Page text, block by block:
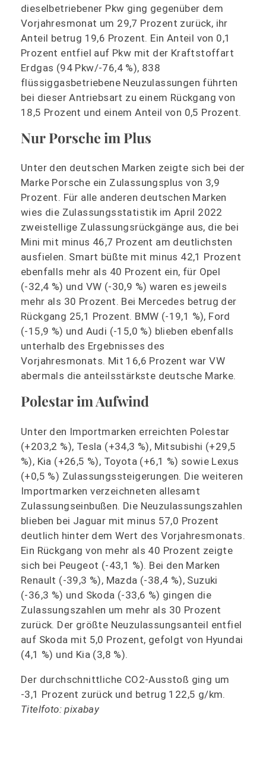
dieselbetriebener Pkw ging gegenüber dem
Vorjahresmonat um 29,7 Prozent zurück, ihr
Anteil betrug 19,6 Prozent. Ein Anteil von 0,1
Prozent entfiel auf Pkw mit der Kraftstoffart
Erdgas (94 Pkw/-76,4 %), 838
flüssiggasbetriebene Neuzulassungen führten
bei dieser Antriebsart zu einem Rückgang von
18,5 Prozent und einem Anteil von 0,5 Prozent.
Nur Porsche im Plus
Unter den deutschen Marken zeigte sich bei der
Marke Porsche ein Zulassungsplus von 3,9
Prozent. Für alle anderen deutschen Marken
wies die Zulassungsstatistik im April 2022
zweistellige Zulassungsrückgänge aus, die bei
Mini mit minus 46,7 Prozent am deutlichsten
ausfielen. Smart büßte mit minus 42,1 Prozent
ebenfalls mehr als 40 Prozent ein, für Opel
(-32,4 %) und VW (-30,9 %) waren es jeweils
mehr als 30 Prozent. Bei Mercedes betrug der
Rückgang 25,1 Prozent. BMW (-19,1 %), Ford
(-15,9 %) und Audi (-15,0 %) blieben ebenfalls
unterhalb des Ergebnisses des
Vorjahresmonats. Mit 16,6 Prozent war VW
abermals die anteilsstärkste deutsche Marke.
Polestar im Aufwind
Unter den Importmarken erreichten Polestar
(+203,2 %), Tesla (+34,3 %), Mitsubishi (+29,5
%), Kia (+26,5 %), Toyota (+6,1 %) sowie Lexus
(+0,5 %) Zulassungssteigerungen. Die weiteren
Importmarken verzeichneten allesamt
Zulassungseinbußen. Die Neuzulassungszahlen
blieben bei Jaguar mit minus 57,0 Prozent
deutlich hinter dem Wert des Vorjahresmonats.
Ein Rückgang von mehr als 40 Prozent zeigte
sich bei Peugeot (-43,1 %). Bei den Marken
Renault (-39,3 %), Mazda (-38,4 %), Suzuki
(-36,3 %) und Skoda (-33,6 %) gingen die
Zulassungszahlen um mehr als 30 Prozent
zurück. Der größte Neuzulassungsanteil entfiel
auf Skoda mit 5,0 Prozent, gefolgt von Hyundai
(4,1 %) und Kia (3,8 %).
Der durchschnittliche CO2-Ausstoß ging um
-3,1 Prozent zurück und betrug 122,5 g/km.
Titelfoto: pixabay